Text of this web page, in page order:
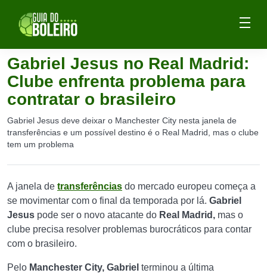
Gabriel Jesus no Real Madrid:
Clube enfrenta problema para
contratar o brasileiro
Gabriel Jesus deve deixar o Manchester City nesta janela de
transferências e um possível destino é o Real Madrid, mas o clube
tem um problema
A janela de transferências do mercado europeu começa a
se movimentar com o final da temporada por lá. Gabriel
Jesus pode ser o novo atacante do Real Madrid, mas o
clube precisa resolver problemas burocráticos para contar
com o brasileiro.
Pelo Manchester City, Gabriel terminou a última